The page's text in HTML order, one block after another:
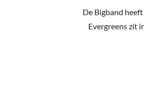
De Bigband
Evergreens zit